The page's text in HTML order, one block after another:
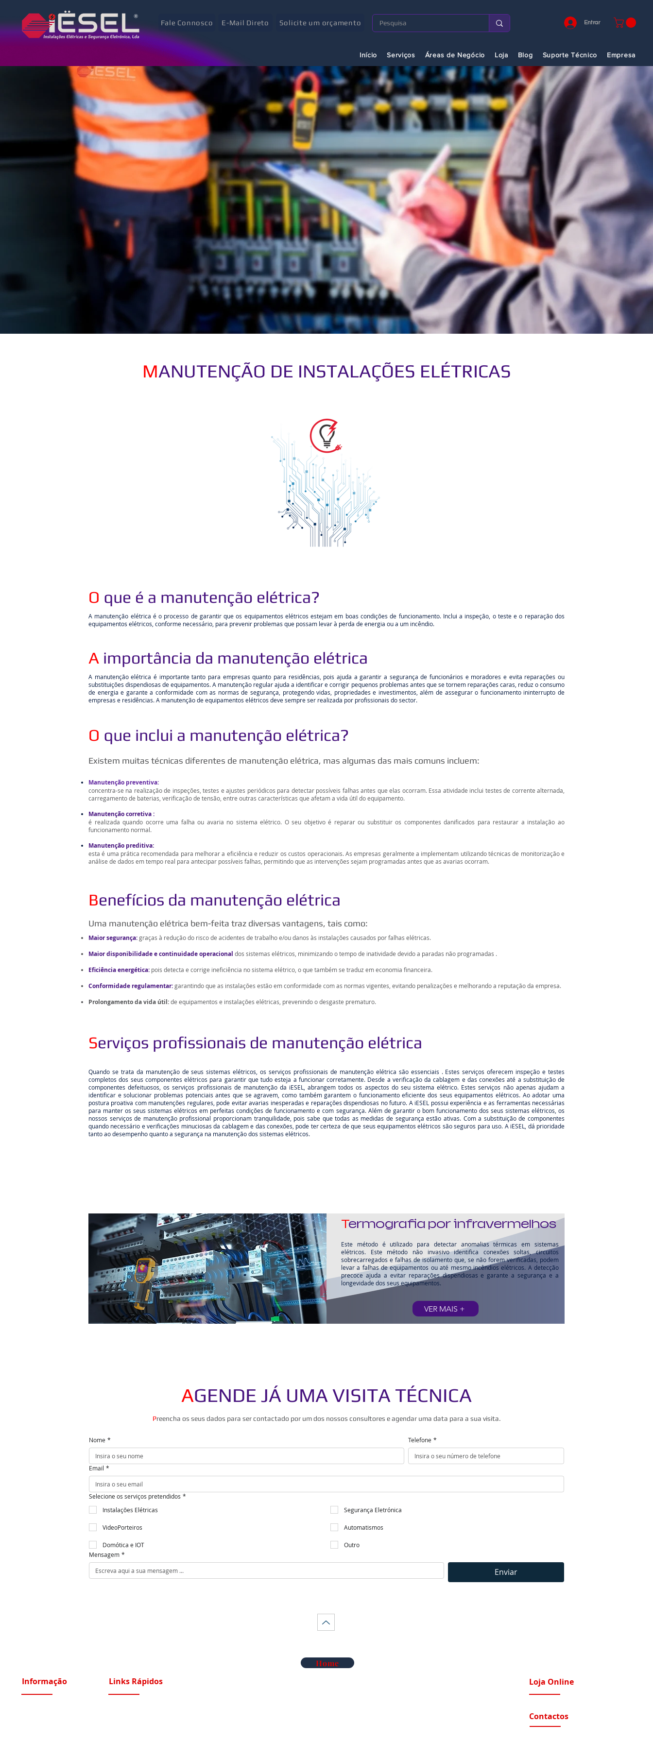
Fale Connosco E-Mail Direto Solicite um orçamento Entrar
Início Serviços Áreas de Negócio Loja Blog Suporte Técnico Empresa
MANUTENÇÃO DE INSTALAÇÕES ELÉTRICAS
O que é a manutenção elétrica?
A manutenção elétrica é o processo de garantir que os equipamentos elétricos estejam em boas condições de funcionamento. Inclui a inspeção, o teste e o reparação dos
equipamentos elétricos, conforme necessário, para prevenir problemas que possam levar à perda de energia ou a um incêndio.
A importância da manutenção elétrica
A manutenção elétrica é importante tanto para empresas quanto para residências, pois ajuda a garantir a segurança de funcionários e moradores e evita reparações ou
substituições dispendiosas de equipamentos. A manutenção regular ajuda a identificar e corrigir pequenos problemas antes que se tornem reparações caras, reduz o consumo
de energia e garante a conformidade com as normas de segurança, protegendo vidas, propriedades e investimentos, além de assegurar o funcionamento ininterrupto de
empresas e residências. A manutenção de equipamentos elétricos deve sempre ser realizada por profissionais do sector.
O que inclui a manutenção elétrica?
Existem muitas técnicas diferentes de manutenção elétrica, mas algumas das mais comuns incluem:
Manutenção preventiva:
concentra-se na realização de inspeções, testes e ajustes periódicos para detectar possíveis falhas antes que elas ocorram. Essa atividade inclui testes de corrente alternada,
carregamento de baterias, verificação de tensão, entre outras características que afetam a vida útil do equipamento.
Manutenção corretiva :
é realizada quando ocorre uma falha ou avaria no sistema elétrico. O seu objetivo é reparar ou substituir os componentes danificados para restaurar a instalação ao
funcionamento normal.
Manutenção preditiva:
esta é uma prática recomendada para melhorar a eficiência e reduzir os custos operacionais. As empresas geralmente a implementam utilizando técnicas de monitorização e
análise de dados em tempo real para antecipar possíveis falhas, permitindo que as intervenções sejam programadas antes que as avarias ocorram.
Benefícios da manutenção elétrica
Uma manutenção elétrica bem-feita traz diversas vantagens, tais como:
Maior segurança:graças à redução do risco de acidentes de trabalho e/ou danos às instalações causados ​​por falhas elétricas.
Maior disponibilidade e continuidade operacional dos sistemas elétricos, minimizando o tempo de inatividade devido a paradas não programadas .
Eficiência energética: pois detecta e corrige ineficiência no sistema elétrico, o que também se traduz em economia financeira.
Conformidade regulamentar:garantindo que as instalações estão em conformidade com as normas vigentes, evitando penalizações e melhorando a reputação da empresa.
Prolongamento da vida útil:de equipamentos e instalações elétricas, prevenindo o desgaste prematuro.
Serviços profissionais de manutenção elétrica
Quando se trata da manutenção de seus sistemas elétricos, os serviços profissionais de manutenção elétrica são essenciais . Estes serviços oferecem inspeção e testes
completos dos seus componentes elétricos para garantir que tudo esteja a funcionar corretamente. Desde a verificação da cablagem e das conexões até a substituição de
componentes defeituosos, os serviços profissionais de manutenção da iESEL, abrangem todos os aspectos do seu sistema elétrico. Estes serviços não apenas ajudam a
identificar e solucionar problemas potenciais antes que se agravem, como também garantem o funcionamento eficiente dos seus equipamentos elétricos. Ao adotar uma
postura proativa com manutenções regulares, pode evitar avarias inesperadas e reparações dispendiosas no futuro. A iESEL possui experiência e as ferramentas necessárias
para manter os seus sistemas elétricos em perfeitas condições de funcionamento e com segurança. Além de garantir o bom funcionamento dos seus sistemas elétricos, os
nossos serviços de manutenção profissional proporcionam tranquilidade, pois sabe que todas as medidas de segurança estão ativas. Com a substituição de componentes
quando necessário e verificações minuciosas da cablagem e das conexões, pode ter certeza de que seus equipamentos elétricos são seguros para uso. A iESEL, dá prioridade
tanto ao desempenho quanto a segurança na manutenção dos sistemas elétricos.
Termografia por infravermelhos
Este método é utilizado para detectar anomalias térmicas em sistemas
elétricos. Este método não invasivo identifica conexões soltas, circuitos
sobrecarregados e falhas de isolamento que, se não forem verificadas, podem
levar a falhas de equipamentos ou até mesmo incêndios elétricos. A detecção
precoce ajuda a evitar reparações dispendiosas e garante a segurança e a
longevidade dos seus equipamentos.
VER MAIS +
AGENDE JÁ UMA VISITA TÉCNICA
Preencha os seus dados para ser contactado por um dos nossos consultores e agendar uma data para a sua visita.
Nome * Telefone *
Email *
Selecione os serviços pretendidos *
Instalações Elétricas
Segurança Eletrónica
VideoPorteiros Automatismos
Domótica e IOT
Outro
Mensagem *
Enviar
Home
Informação Links Rápidos Loja Online
Contactos